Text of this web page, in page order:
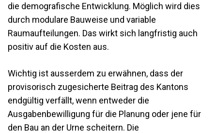
die demografische Entwicklung. Möglich wird dies
durch modulare Bauweise und variable
Raumaufteilungen. Das wirkt sich langfristig auch
positiv auf die Kosten aus.
Wichtig ist ausserdem zu erwähnen, dass der
provisorisch zugesicherte Beitrag des Kantons
endgültig verfällt, wenn entweder die
Ausgabenbewilligung für die Planung oder jene für
den Bau an der Urne scheitern. Die